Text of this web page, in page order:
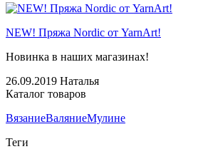
NEW! Пряжа Nordic от YarnArt!
Новинка в наших магазинах!
26.09.2019 Наталья
Каталог товаров
ВязаниеВаляниеМулине
Теги